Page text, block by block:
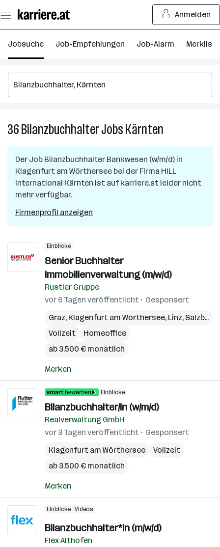
Seiteninhalt
springen
Anmelden
Jobsuche Job-Empfehlungen Job-Alarm Merkliste
36BilanzbuchhalterJobsKärnten
in
Kärnten
Der Job Bilanzbuchhalter Bankwesen (w/m/d) in
Klagenfurt am Wörthersee bei der Firma HILL
International Kärnten ist auf karriere.at leider nicht
mehr verfügbar.
Firmenprofil anzeigen
Einblicke
Senior Buchhalter
Immobilienverwaltung (m/w/d)
Rustler Gruppe
vor 6 Tagen veröffentlicht
Gesponsert
Graz, Klagenfurt am Wörthersee, Linz, Salzburg
Vollzeit
Homeoffice
ab 3.500 € monatlich
Merken
Einblicke
Bilanzbuchhalter/in (w/m/d)
Realverwaltung GmbH
vor 3 Tagen veröffentlicht
Gesponsert
Klagenfurt am Wörthersee
Vollzeit
ab 3.500 € monatlich
Merken
Einblicke Videos
Bilanzbuchhalter*in (m/w/d)
Flex Althofen